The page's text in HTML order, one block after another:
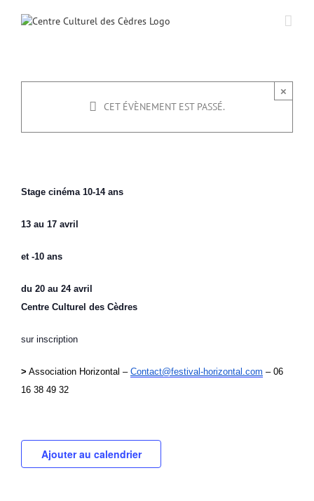
×
CET ÉVÈNEMENT EST PASSÉ.
Stage cinéma 10-14 ans
13 au 17 avril
et -10 ans
du 20 au 24 avril
Centre Culturel des Cèdres
sur inscription
> Association Horizontal – Contact@festival-horizontal.com – 06
16 38 49 32
Ajouter au calendrier